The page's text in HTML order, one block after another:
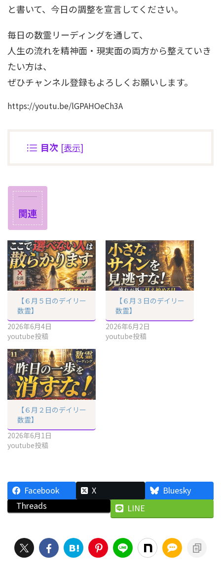
と書いて、今日の調整を宣言してください。
毎日の数霊リーディングを通して、
人生の流れを精神面・現実面の両方から整えていき
たい方は、
ぜひチャンネル登録もよろしくお願いします。
https://youtu.be/lGPAHOeCh3A
目次 [表示]
関連
【６月５日のデイリー
数霊】
2026年6月4日
youtube投稿
【６月３日のデイリー
数霊】
2026年6月2日
youtube投稿
【６月２日のデイリー
数霊】
2026年6月1日
youtube投稿
Facebook X
Bluesky
Threads
LINE